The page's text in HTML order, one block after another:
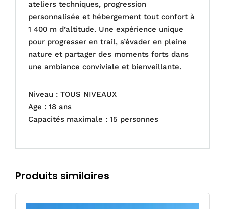
ateliers techniques, progression
personnalisée et hébergement tout confort à
1 400 m d’altitude. Une expérience unique
pour progresser en trail, s’évader en pleine
nature et partager des moments forts dans
une ambiance conviviale et bienveillante.
Niveau : TOUS NIVEAUX
Age : 18 ans
Capacités maximale : 15 personnes
Produits similaires